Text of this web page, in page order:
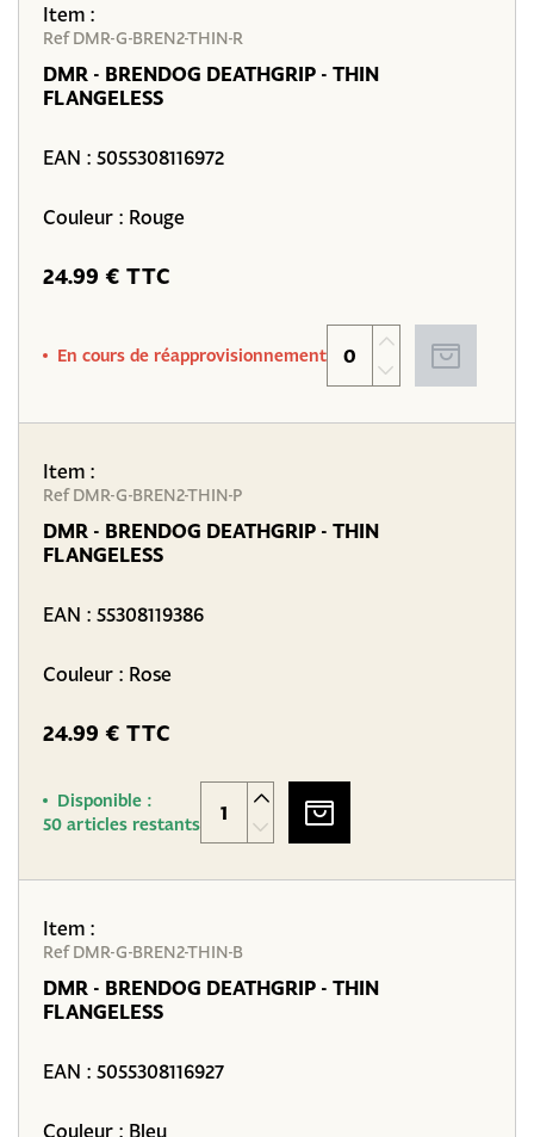
Item :
Ref DMR-G-BREN2-THIN-R
DMR - BRENDOG DEATHGRIP - THIN
FLANGELESS
EAN : 5055308116972
Couleur : Rouge
24.99 € TTC
En cours de réapprovisionnement
Item :
Ref DMR-G-BREN2-THIN-P
DMR - BRENDOG DEATHGRIP - THIN
FLANGELESS
EAN : 55308119386
Couleur : Rose
24.99 € TTC
Disponible :
50 articles restants
Item :
Ref DMR-G-BREN2-THIN-B
DMR - BRENDOG DEATHGRIP - THIN
FLANGELESS
EAN : 5055308116927
Couleur : Bleu